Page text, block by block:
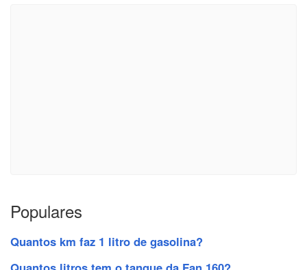
Populares
Quantos km faz 1 litro de gasolina?